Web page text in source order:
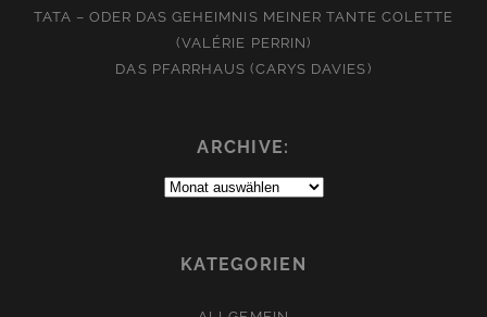
TATA – ODER DAS GEHEIMNIS MEINER TANTE COLETTE
(VALÉRIE PERRIN)
DAS PFARRHAUS (CARYS DAVIES)
ARCHIVE:
Archive:
KATEGORIEN